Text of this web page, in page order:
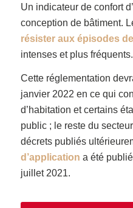
Un indicateur de confort
conception de bâtiment.
résister aux épisodes
intenses et plus fréquents.
Cette réglementation
janvier 2022 en ce qui
d’habitation et certains
public ; le reste du
décrets publiés
d’application a été
juillet 2021.